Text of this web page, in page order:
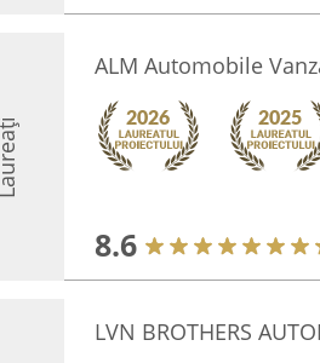
Laureați
ALM Automobile
8.6
LVN BROTHERS